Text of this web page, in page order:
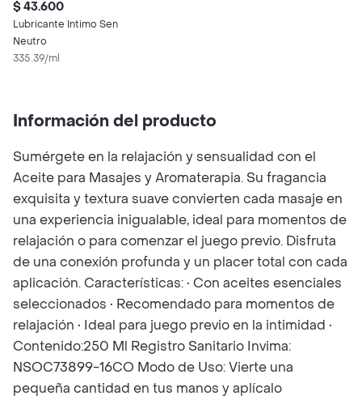
$ 43.600
Lubricante Intimo Sen
Neutro
335.39/ml
Información del producto
Sumérgete en la relajación y sensualidad con el
Aceite para Masajes y Aromaterapia. Su fragancia
exquisita y textura suave convierten cada masaje en
una experiencia inigualable, ideal para momentos de
relajación o para comenzar el juego previo. Disfruta
de una conexión profunda y un placer total con cada
aplicación. Características: • Con aceites esenciales
seleccionados • Recomendado para momentos de
relajación • Ideal para juego previo en la intimidad •
Contenido:250 Ml Registro Sanitario Invima:
NSOC73899-16CO Modo de Uso: Vierte una
pequeña cantidad en tus manos y aplícalo